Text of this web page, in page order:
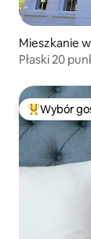
Mieszkanie
Płaski 20
Wybór